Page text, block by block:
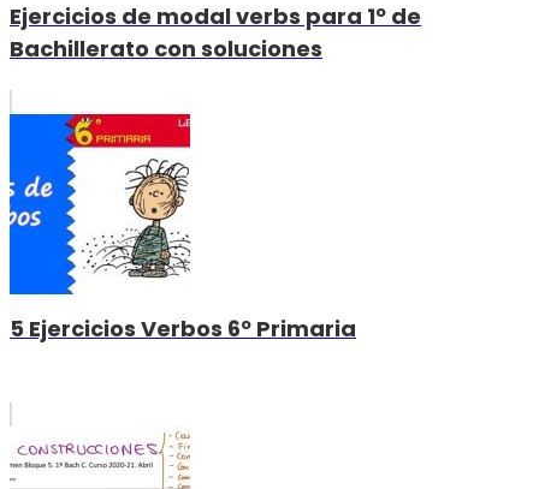
Ejercicios de modal verbs para 1º de
Bachillerato con soluciones
5 Ejercicios Verbos 6º Primaria